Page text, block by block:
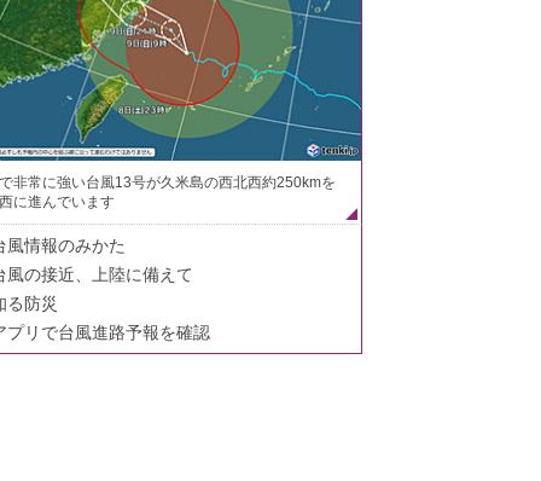
非常に強い台風13号が久米島の西北西約250kmを
に進んでいます
風情報のみかた
風の接近、上陸に備えて
る防災
プリで台風進路予報を確認